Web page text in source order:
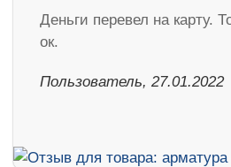
Деньги перевел на карту.
ок.
Пользователь, 27.01.2022